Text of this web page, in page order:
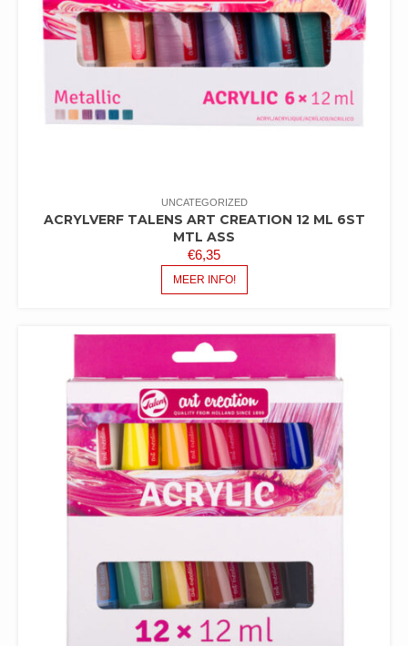
UNCATEGORIZED
ACRYLVERF TALENS ART CREATION 12 ML 6ST
MTL ASS
€6,35
MEER INFO!